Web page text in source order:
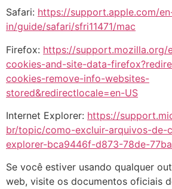
Safari: https://support.apple.com/
in/guide/safari/sfri11471/mac
Firefox: https://support.mozilla.org/
cookies-and-site-data-
cookies-remove-info-websites-
stored&redirectlocale=en-US
Internet Explorer: https://
br/topic/como-excluir-arquivos-de-
explorer-bca9446f-d873-78de-
Se você estiver usando qualquer
web, visite os documentos oficiais